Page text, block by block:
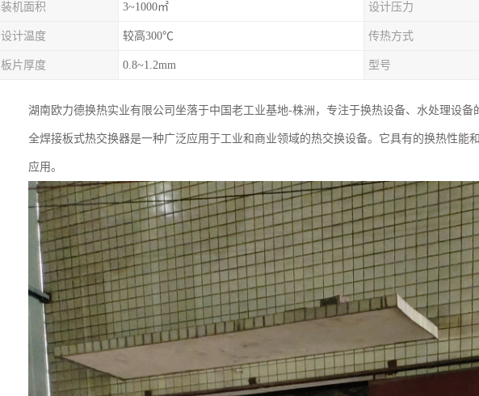
装机面积 3~1000㎡ 设计压力
设计温度 较高300℃ 传热方式
板片厚度 0.8~1.2mm 型号
湖南欧力德换热实业有限公司坐落于中国老工业基地-株洲，专注于换热设备、水处理设备
全焊接板式热交换器是一种广泛应用于工业和商业领域的热交换设备。它具有的换热性能
应用。